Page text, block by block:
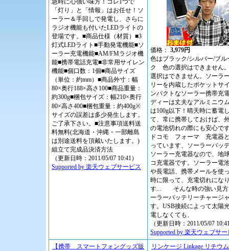
急時に心強い味方！コレ1つで
「灯り」と「情報」はお任せ！ソ
ーラー＆手回しで発電し、さらに
ラジオ機能も付いたLEDライトの
登場です。■商品仕様（材質）■3
灯式LEDライト■手動発電機能■ソ
ーラー充電機能■AM/FMラジオ機
能■携帯電話充電■非常用サイレン
機能■個口数：1個■商品サイズ
（単位：約mm）■商品外寸：幅
80×奥行188×高さ100■商品重量：
約300g■梱包サイズ：幅210×奥行
80×高さ400■梱包重量：約400g※
サイズの誤差は多少発生します。
ご了承下さい。■注意事項送料送
料無料(北海道・沖縄・一部離島
は別途送料を頂戴いたします。)
組立て完成品決済方法
（更新日時：2011/05/07 10:41）
Supported by 楽天ウェブサービス
価格： 3,979円
色はブラック/シルバー/ブル
ク 色の選択はできません
選択はできません。ソーラ
リーを内蔵したポケットサ
ンパクトなソーラー携帯充
ディーは丈夫なアルミニウ
は100g以下！晴天時に蓄電
て、常に携帯しておけば、
の電池切れの際にも安心で
ドコモ フォーマ 充電器
っています、ソーラーバッ
ソーラー充電器なので、地
コ充電器です。ソーラー電
や長電話、携帯メールを使
時に限って、充電切れにな
す... そんな時の強い見
ーラーバッテリーチャージ
す。USB接続によって太陽
電しなくても、
（更新日時：2011/05/07
Supported by 楽天ウェブサ
【携帯 スマートフォングッズ販
リンケージ Linkage リチウ